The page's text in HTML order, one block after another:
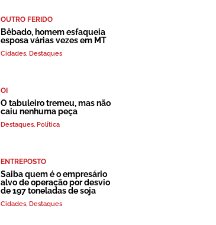
OUTRO FERIDO
Bêbado, homem esfaqueia
esposa várias vezes em MT
Cidades, Destaques
OI
O tabuleiro tremeu, mas não
caiu nenhuma peça
Destaques, Política
ENTREPOSTO
Saiba quem é o empresário
alvo de operação por desvio
de 197 toneladas de soja
Cidades, Destaques